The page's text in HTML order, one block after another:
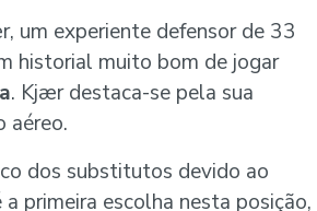
um experiente defensor de 33
historial muito bom de jogar
. Kjær destaca-se pela sua
aéreo.
dos substitutos devido ao
primeira escolha nesta posição,